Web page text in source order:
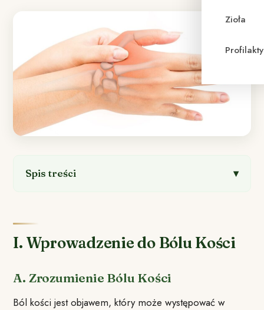
Zioła
Spis treści
I. Wprowadzenie do Bólu Kości
A. Zrozumienie Bólu Kości
Ból kości jest objawem, który może występować w